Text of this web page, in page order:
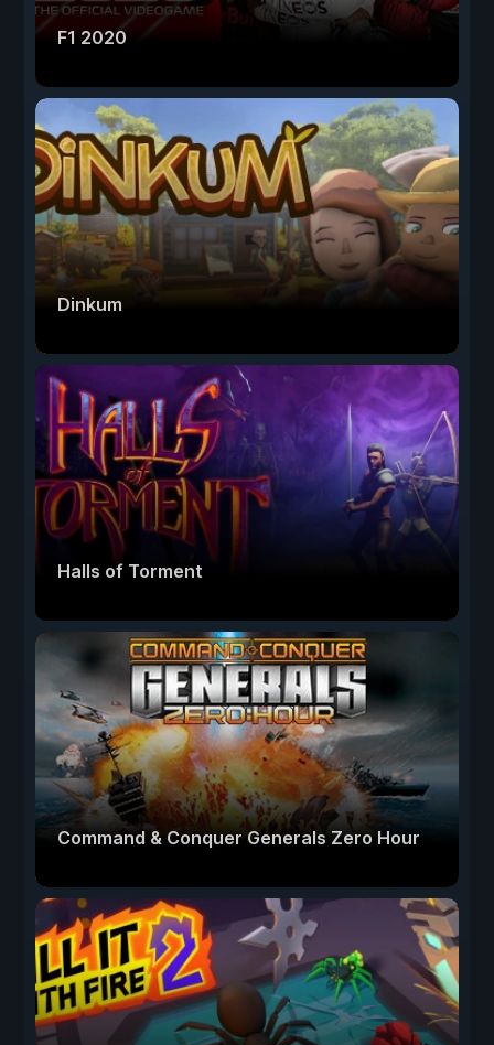
F1 2020
Dinkum
Halls of Torment
Command & Conquer Generals Zero Hour